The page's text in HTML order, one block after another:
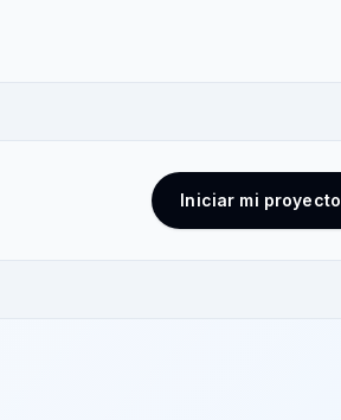
Iniciar mi proyecto